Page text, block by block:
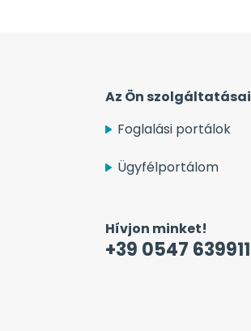
Az Ön szolgáltatásai
Foglalási portálok
Ügyfélportálom
Hívjon minket!
+39 0547 639911